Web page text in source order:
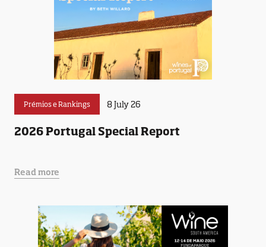
Prémios e Rankings 8 July 26
2026 Portugal Special Report
Read more